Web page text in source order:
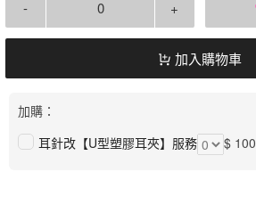
- +
加入購物車
加購：
耳針改【U型塑膠耳夾】服務
$ 100